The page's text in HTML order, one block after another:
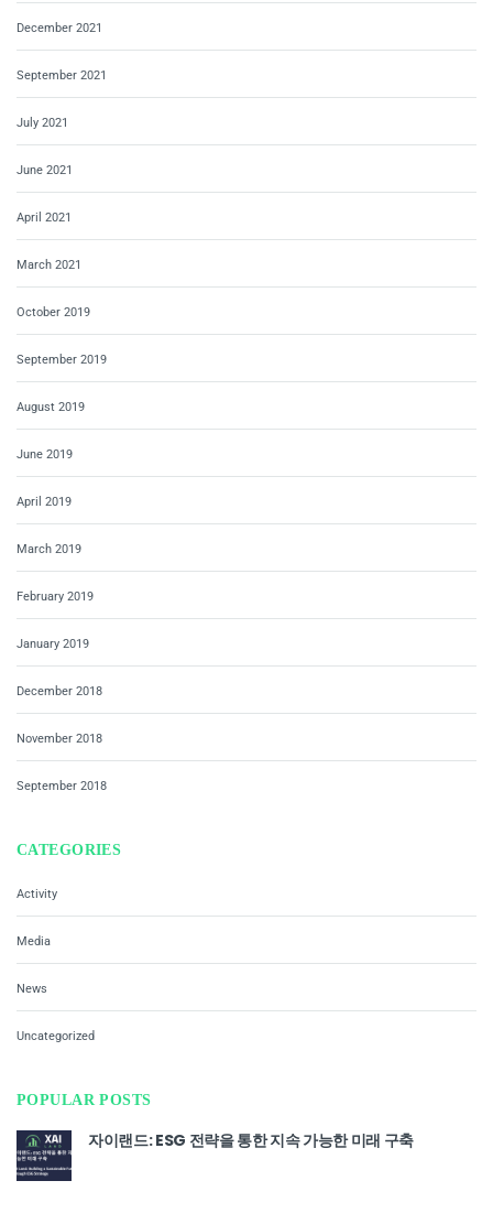
December 2021
September 2021
July 2021
June 2021
April 2021
March 2021
October 2019
September 2019
August 2019
June 2019
April 2019
March 2019
February 2019
January 2019
December 2018
November 2018
September 2018
CATEGORIES
Activity
Media
News
Uncategorized
POPULAR POSTS
자이랜드: ESG 전략을 통한 지속 가능한 미래 구축